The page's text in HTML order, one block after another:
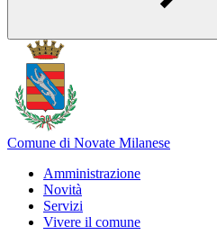
Comune di Novate Milanese
Amministrazione
Novità
Servizi
Vivere il comune